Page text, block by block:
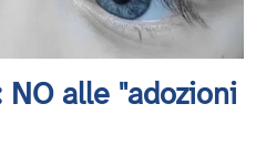
NO alle "adozioni